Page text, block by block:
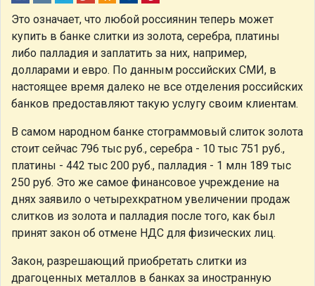
Это означает, что любой россиянин теперь может
купить в банке слитки из золота, серебра, платины
либо палладия и заплатить за них, например,
долларами и евро. По данным российских СМИ, в
настоящее время далеко не все отделения российских
банков предоставляют такую услугу своим клиентам.
В самом народном банке стограммовый слиток золота
стоит сейчас 796 тыс руб., серебра - 10 тыс 751 руб.,
платины - 442 тыс 200 руб., палладия - 1 млн 189 тыс
250 руб. Это же самое финансовое учреждение на
днях заявило о четырехкратном увеличении продаж
слитков из золота и палладия после того, как был
принят закон об отмене НДС для физических лиц.
Закон, разрешающий приобретать слитки из
драгоценных металлов в банках за иностранную